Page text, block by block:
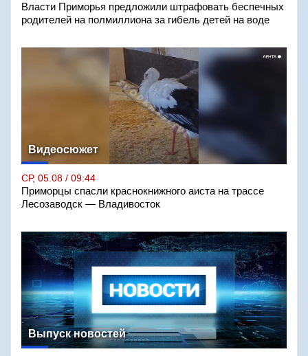
Власти Приморья предложили штрафовать беспечных
родителей на полмиллиона за гибель детей на воде
Видеосюжет
СР, 05.08 / 09:44
Приморцы спасли краснокнижного аиста на трассе
Лесозаводск — Владивосток
Выпуск новостей